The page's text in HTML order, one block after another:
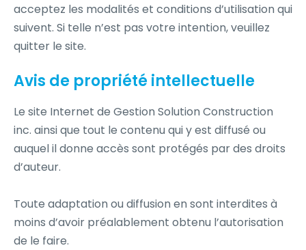
acceptez les modalités et conditions d’utilisation qui
suivent. Si telle n’est pas votre intention, veuillez
quitter le site.
Avis de propriété intellectuelle
Le site Internet de Gestion Solution Construction
inc. ainsi que tout le contenu qui y est diffusé ou
auquel il donne accès sont protégés par des droits
d’auteur.
Toute adaptation ou diffusion en sont interdites à
moins d’avoir préalablement obtenu l’autorisation
de le faire.